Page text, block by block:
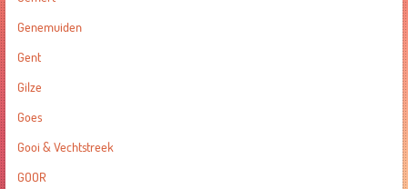
Genemuiden
Gent
Gilze
Goes
Gooi & Vechtstreek
GOOR